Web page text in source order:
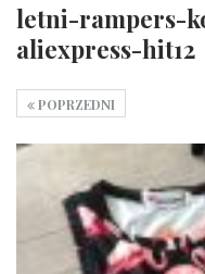
letni-rampers-
aliexpress-hit12
POPRZEDNI